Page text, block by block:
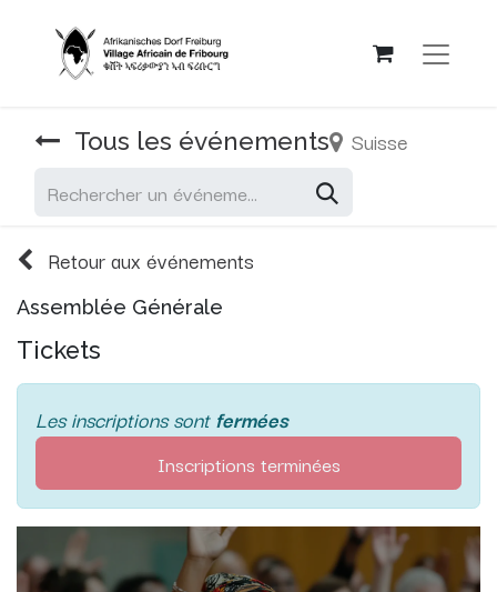
Tous les événements Suisse
Retour aux événements
Assemblée Générale
Tickets
Les inscriptions sontfermées
Inscriptions terminées